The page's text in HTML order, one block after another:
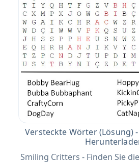
Versteckte Wörter (Lösung)
Smiling Critters - Finden Sie